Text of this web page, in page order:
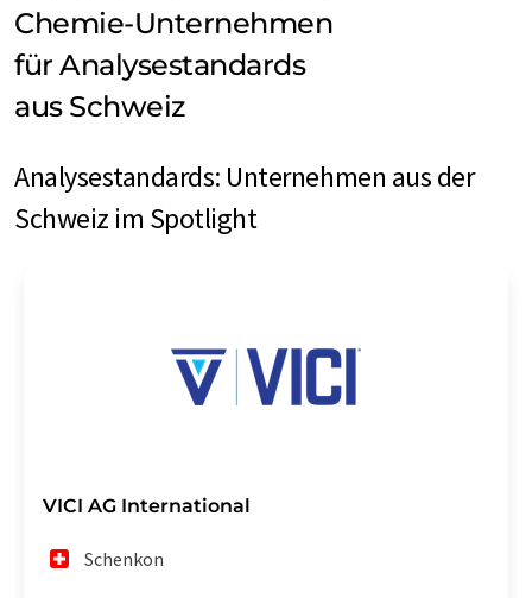
Chemie-Unternehmen
für Analysestandards
aus Schweiz
Analysestandards: Unternehmen aus der
Schweiz im Spotlight
VICI AG International
Schenkon